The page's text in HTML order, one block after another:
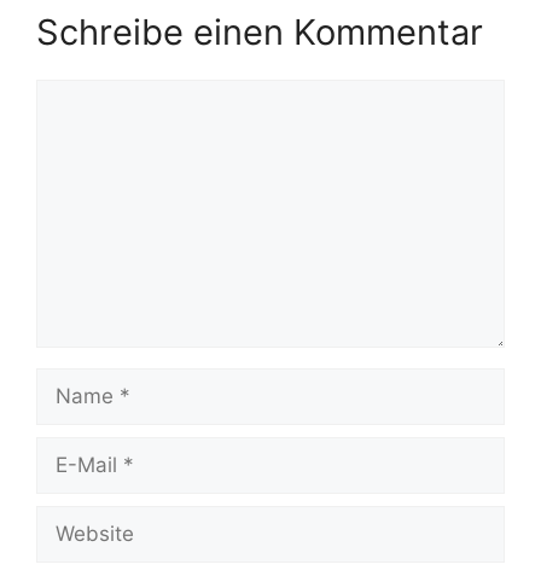
Schreibe einen Kommentar
Name
Website